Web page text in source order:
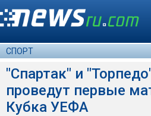
СПОРТ
"Спартак" и
проведут первые
Кубка УЕФА